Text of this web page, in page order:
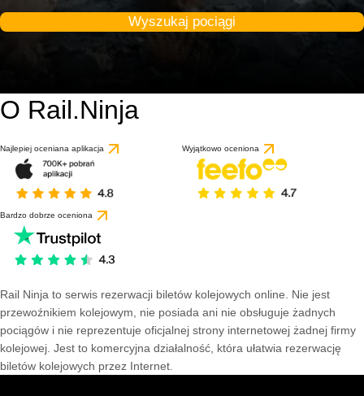
Wyszukaj pociągi
O Rail.Ninja
Najlepiej oceniana aplikacja Wyjątkowo oceniona
Bardzo dobrze oceniona
Rail Ninja to serwis rezerwacji biletów kolejowych online. Nie jest
przewoźnikiem kolejowym, nie posiada ani nie obsługuje żadnych
pociągów i nie reprezentuje oficjalnej strony internetowej żadnej firmy
kolejowej. Jest to komercyjna działalność, która ułatwia rezerwację
biletów kolejowych przez Internet.